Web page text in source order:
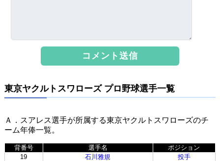
東京ヤクルトスワローズ プロ野球選手一覧
Ａ．スアレス選手が所属する東京ヤクルトスワローズのチ
ーム年俸一覧。
背番号 選手名
ポジション
19
石川雅規
投手